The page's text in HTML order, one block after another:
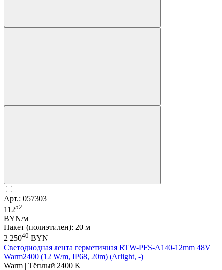
Арт.: 057303
11252
BYN/м
Пакет (полиэтилен): 20 м
2 25040 BYN
Светодиодная лента герметичная RTW-PFS-A140-12mm 48V
Warm2400 (12 W/m, IP68, 20m) (Arlight, -)
Warm | Тёплый 2400 K